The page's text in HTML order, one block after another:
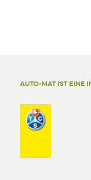
AUTO-MAT IST EINE